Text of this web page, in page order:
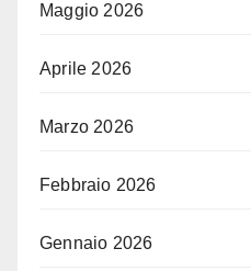
Maggio 2026
Aprile 2026
Marzo 2026
Febbraio 2026
Gennaio 2026